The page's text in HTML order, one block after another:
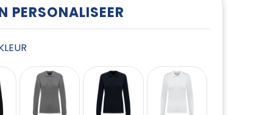
PERSONALISEER